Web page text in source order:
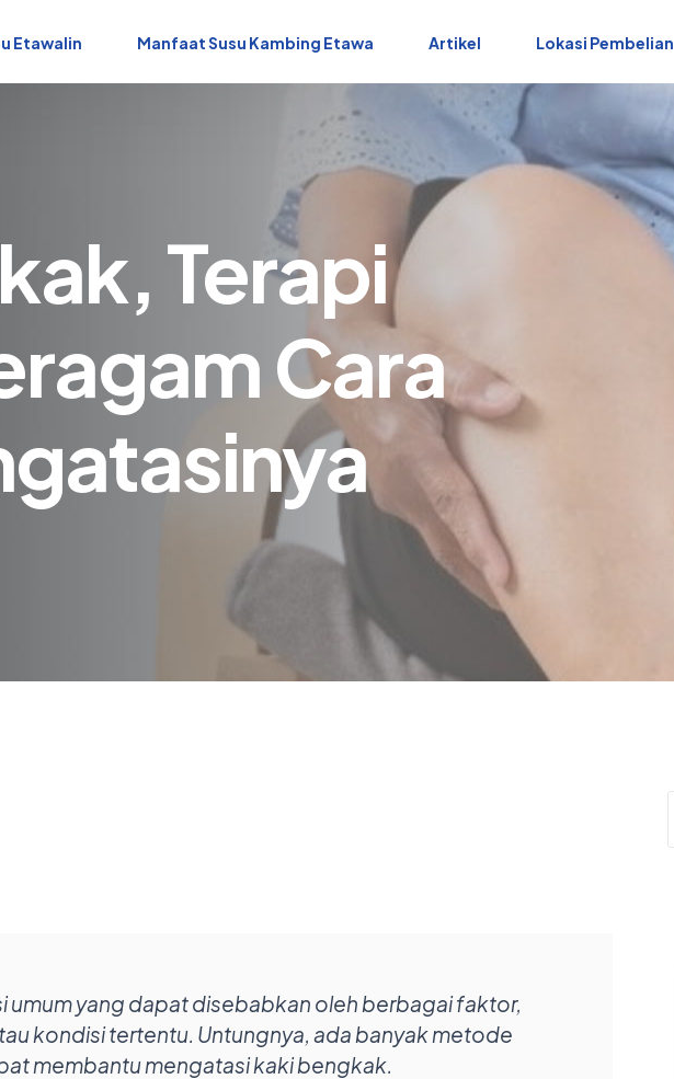
Etawalin Manfaat Susu Kambing Etawa Artikel Lokasi Pembelian
Terapi
Cara
umum yang dapat disebabkan oleh berbagai faktor,
kondisi tertentu. Untungnya, ada banyak metode
membantu mengatasi kaki bengkak.